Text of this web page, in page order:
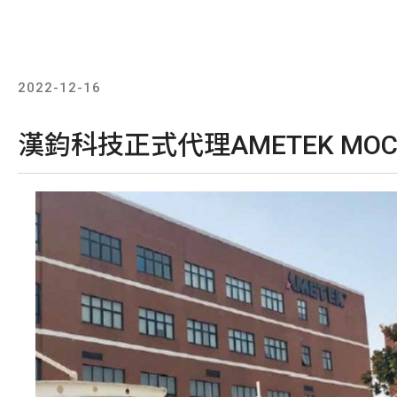
2022-12-16
漢鈞科技正式代理AMETEK